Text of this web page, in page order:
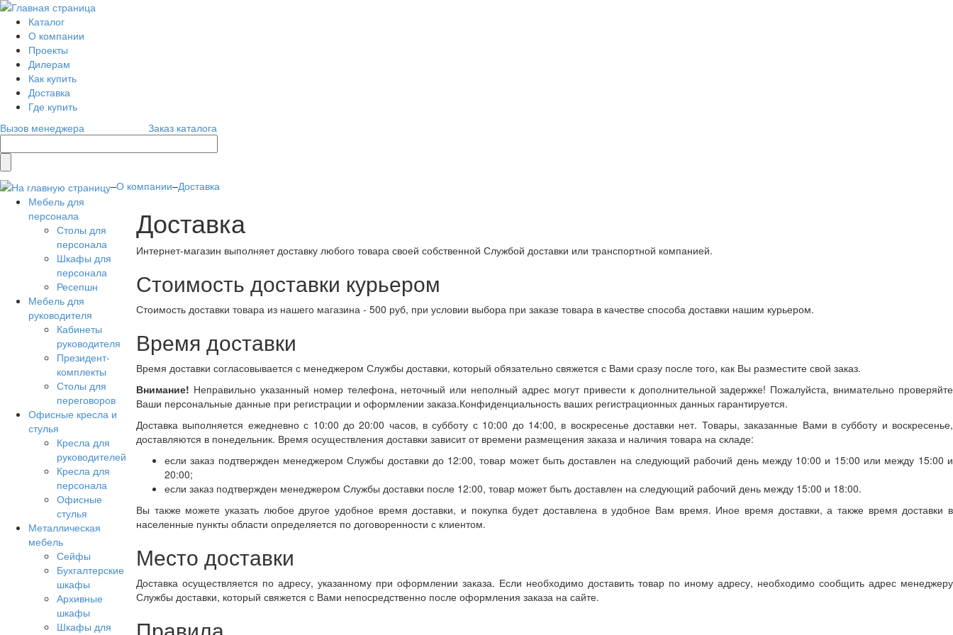
Каталог
О компании
Проекты
Дилерам
Как купить
Доставка
Где купить
Вызов менеджера
Заказ каталога
–О компании–Доставка
Мебель для
персонала
Столы для
персонала
Шкафы для
персонала
Ресепшн
Мебель для
руководителя
Кабинеты
руководителя
Президент-
комплекты
Столы для
переговоров
Офисные кресла и
стулья
Кресла для
руководителей
Кресла для
персонала
Офисные
стулья
Металлическая
мебель
Сейфы
Бухгалтерские
шкафы
Архивные
шкафы
Шкафы для
Доставка
Интернет-магазин выполняет доставку любого товара своей собственной Службой доставки или транспортной компанией.
Стоимость доставки курьером
Стоимость доставки товара из нашего магазина - 500 руб, при условии выбора при заказе товара в качестве способа доставки нашим курьером.
Время доставки
Время доставки согласовывается с менеджером Службы доставки, который обязательно свяжется с Вами сразу после того, как Вы разместите свой заказ.
Внимание! Неправильно указанный номер телефона, неточный или неполный адрес могут привести к дополнительной задержке! Пожалуйста, внимательно проверяйте
Ваши персональные данные при регистрации и оформлении заказа.Конфиденциальность ваших регистрационных данных гарантируется.
Доставка выполняется ежедневно с 10:00 до 20:00 часов, в субботу с 10:00 до 14:00, в воскресенье доставки нет. Товары, заказанные Вами в субботу и воскресенье,
доставляются в понедельник. Время осуществления доставки зависит от времени размещения заказа и наличия товара на складе:
если заказ подтвержден менеджером Службы доставки до 12:00, товар может быть доставлен на следующий рабочий день между 10:00 и 15:00 или между 15:00 и
20:00;
если заказ подтвержден менеджером Службы доставки после 12:00, товар может быть доставлен на следующий рабочий день между 15:00 и 18:00.
Вы также можете указать любое другое удобное время доставки, и покупка будет доставлена в удобное Вам время. Иное время доставки, а также время доставки в
населенные пункты области определяется по договоренности с клиентом.
Место доставки
Доставка осуществляется по адресу, указанному при оформлении заказа. Если необходимо доставить товар по иному адресу, необходимо сообщить адрес менеджеру
Службы доставки, который свяжется с Вами непосредственно после оформления заказа на сайте.